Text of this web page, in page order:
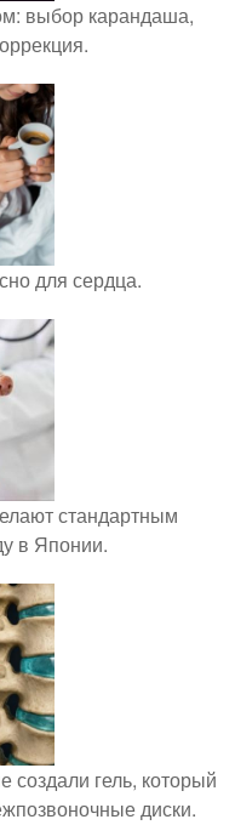
выбор карандаша,
для сердца.
стандартным
в Японии.
гель, который
диски.